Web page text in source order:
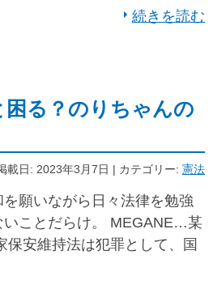
続きを読む
る？のりちゃんの
載日: 2023年3月7日 | カテゴリー: 憲法
願いながら日々法律を勉強
いことだらけ。 MEGANE…某
安維持法は犯罪として、国